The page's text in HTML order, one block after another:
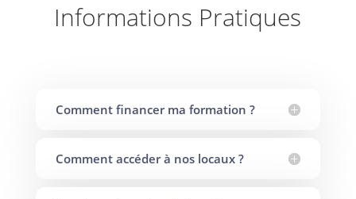
Informations Pratiques
Comment financer ma formation ?
Comment accéder à nos locaux ?